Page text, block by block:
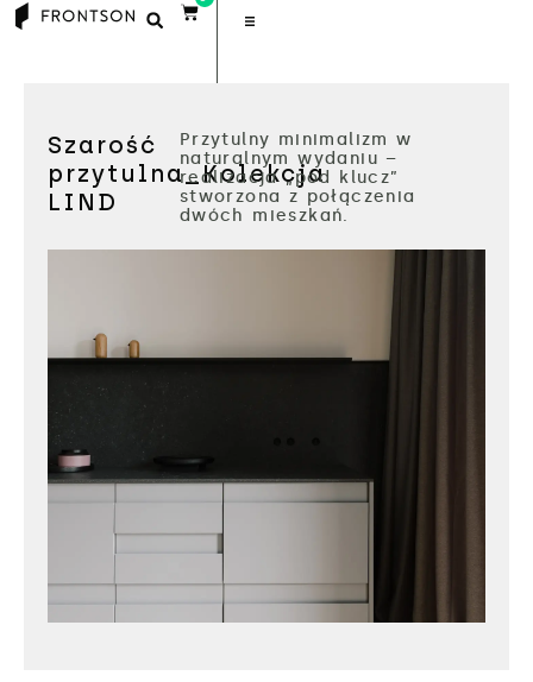
Szarość
przytulna_Kolekcja
LIND
Przytulny minimalizm w
naturalnym wydaniu –
realizacja „pod klucz”
stworzona z połączenia
dwóch mieszkań.